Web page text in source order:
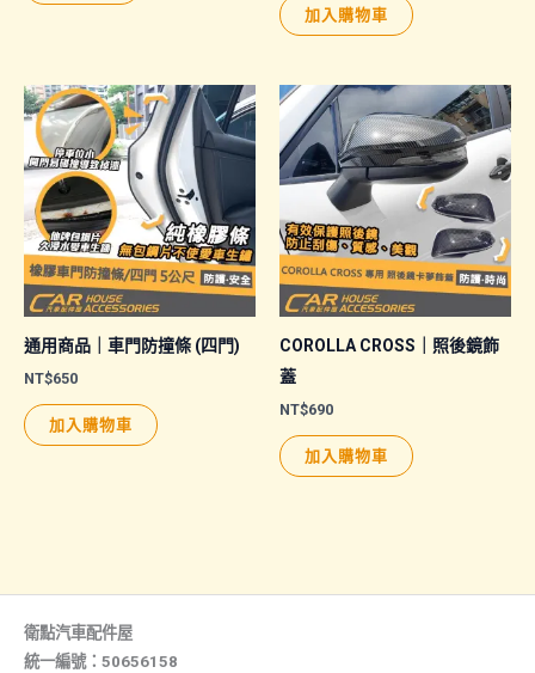
多
種
款
式。
可
在
產
品
頁
選
擇
加入購物車
通用商品｜車門防撞條 (四門)
NT$650
加入購物車
COROLLA CROSS｜照後鏡飾
蓋
NT$690
加入購物車
衛點汽車配件屋
統一編號：50656158